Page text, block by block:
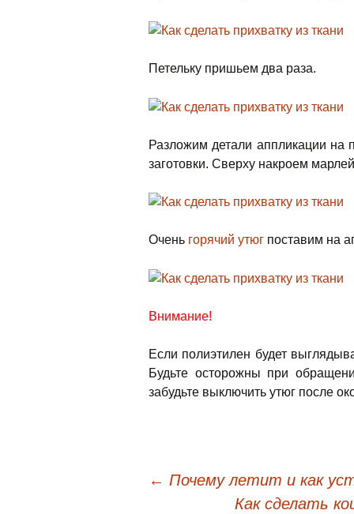
Петельку пришьем два раза.
Разложим детали аппликации на
заготовки. Сверху накроем
Очень горячий утюг поставим на
Внимание!
Если полиэтилен будет
Будьте осторожны при
забудьте выключить утюг после
← Почему летит и как
Как сделать